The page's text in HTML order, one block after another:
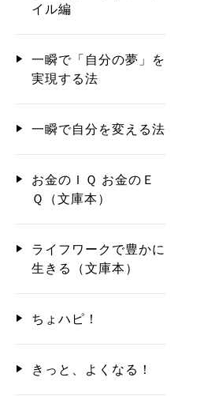
イル編
一瞬で「自分の夢」を
実現する法
一瞬で自分を変える法
お金のＩＱ お金のＥ
Ｑ（文庫本）
ライフワークで豊かに
生きる（文庫本）
ちょハピ！
きっと、よくなる！